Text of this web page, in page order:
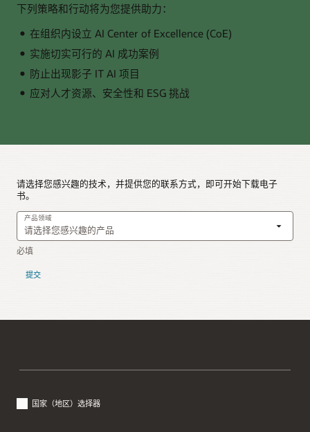
下列策略和行动将为您提供助力：
在组织内设立 AI Center of Excellence (CoE)
实施切实可行的 AI 成功案例
防止出现影子 IT AI 项目
应对人才资源、安全性和 ESG 挑战
请选择您感兴趣的技术，并提供您的联系方式，即可开始下载电子
书。
产品领域
提交
国家（地区）选择器